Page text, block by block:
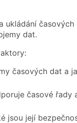
ukládání
dat.
časových dat a
časové řady
jsou její